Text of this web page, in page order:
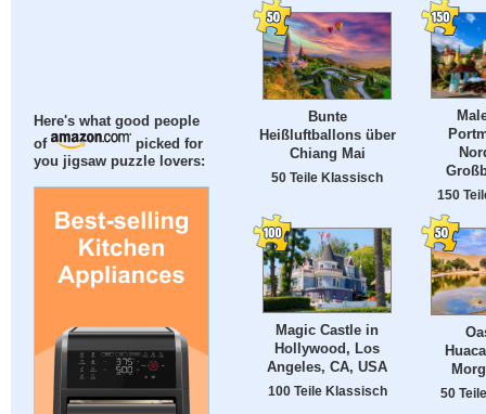
Here's what good people
of
picked for
you jigsaw puzzle lovers:
Bunte
Heißluftballons über
Chiang Mai
50 Teile Klassisch
150
Magic Castle in
Hollywood, Los
Angeles, CA, USA
100 Teile Klassisch 50